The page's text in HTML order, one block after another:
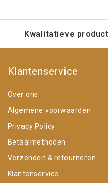
Kwalitatieve
Klantenservice
Over ons
Algemene voorwaarden
Privacy Policy
Betaalmethoden
Verzenden & retourneren
Klantenservice